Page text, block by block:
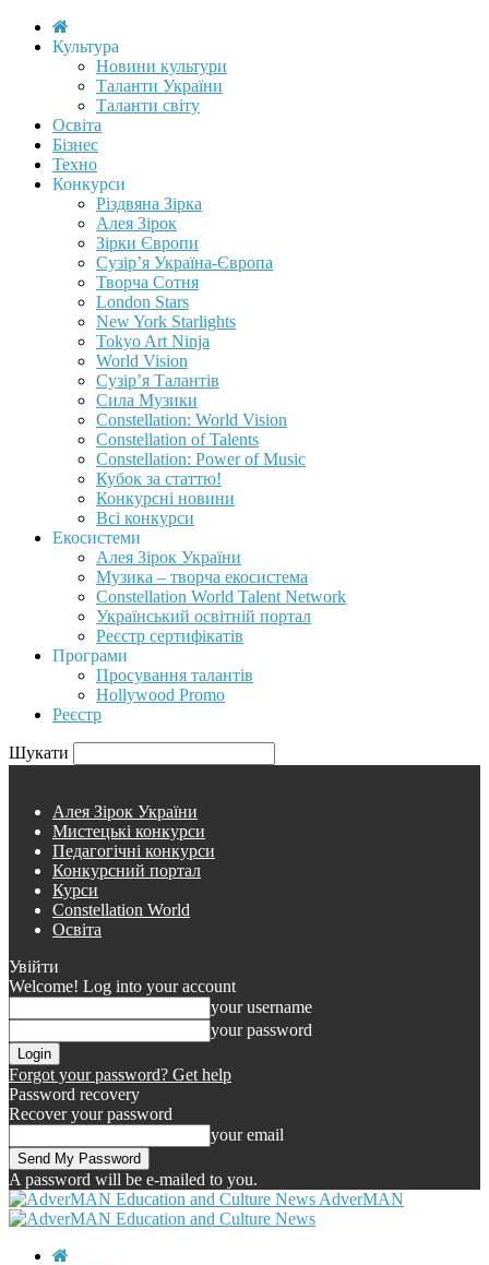
Культура
Новини культури
Таланти України
Таланти світу
Освіта
Бізнес
Техно
Конкурси
Різдвяна Зірка
Алея Зірок
Зірки Європи
Сузір’я Україна-Європа
Творча Сотня
London Stars
New York Starlights
Tokyo Art Ninja
World Vision
Сузір’я Талантів
Сила Музики
Constellation: World Vision
Constellation of Talents
Constellation: Power of Music
Кубок за статтю!
Конкурсні новини
Всі конкурси
Екосистеми
Алея Зірок України
Музика – творча екосистема
Constellation World Talent Network
Український освітній портал
Реєстр сертифікатів
Програми
Просування талантів
Hollywood Promo
Реєстр
Шукати
Алея Зірок України
Мистецькі конкурси
Педагогічні конкурси
Конкурсний портал
Курси
Constellation World
Освіта
Увійти
Welcome! Log into your account
your username
your password
Forgot your password? Get help
Password recovery
Recover your password
your email
A password will be e-mailed to you.
AdverMAN